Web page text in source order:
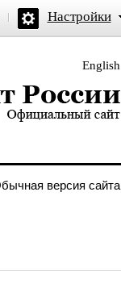
Настройки
English
сайт
версия сайта